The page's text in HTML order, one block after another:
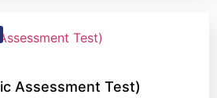
Assessment Test)